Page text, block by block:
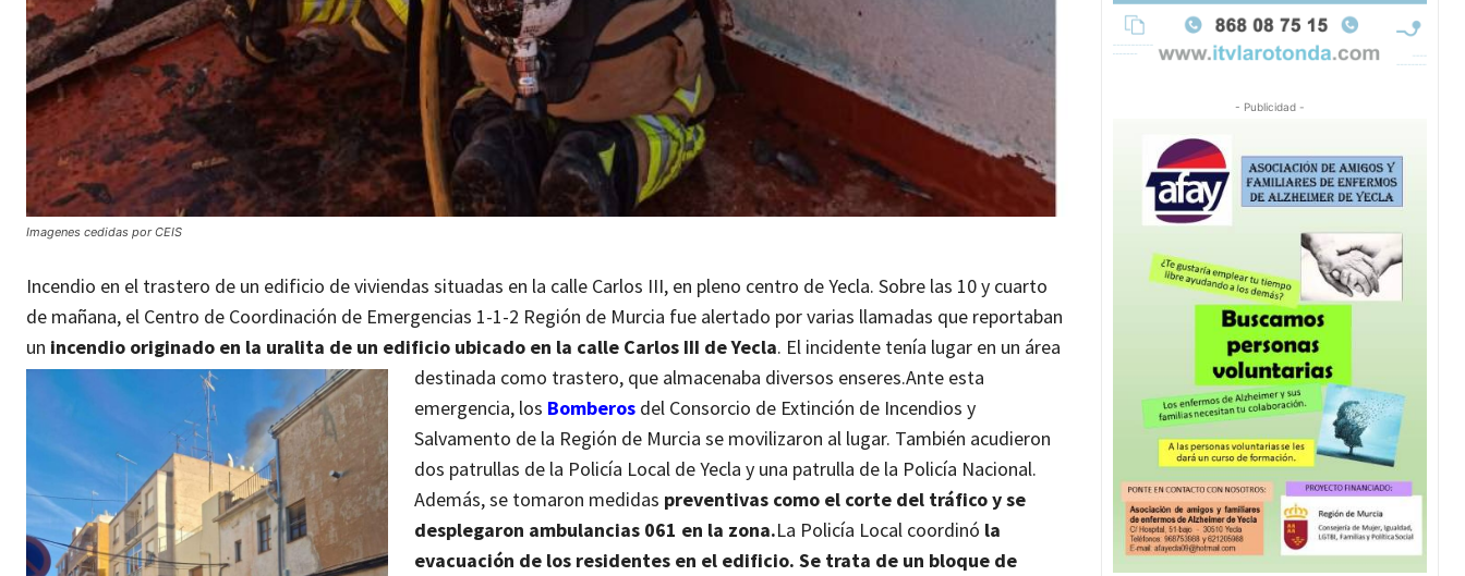
Imagenes cedidas por CEIS
Incendio en el trastero de un edificio de viviendas situadas en la calle Carlos III, en pleno centro de Yecla. Sobre las 10 y cuarto
de mañana, el Centro de Coordinación de Emergencias 1-1-2 Región de Murcia fue alertado por varias llamadas que reportaban
un incendio originado en la uralita de un edificio ubicado en la calle Carlos III de Yecla. El incidente tenía lugar en un área
destinada como trastero, que almacenaba diversos enseres.Ante esta
emergencia, los Bomberos del Consorcio de Extinción de Incendios y
Salvamento de la Región de Murcia se movilizaron al lugar. También acudieron
dos patrullas de la Policía Local de Yecla y una patrulla de la Policía Nacional.
Además, se tomaron medidas preventivas como el corte del tráfico y se
desplegaron ambulancias 061 en la zona.La Policía Local coordinó la
evacuación de los residentes en el edificio. Se trata de un bloque de
- Publicidad -